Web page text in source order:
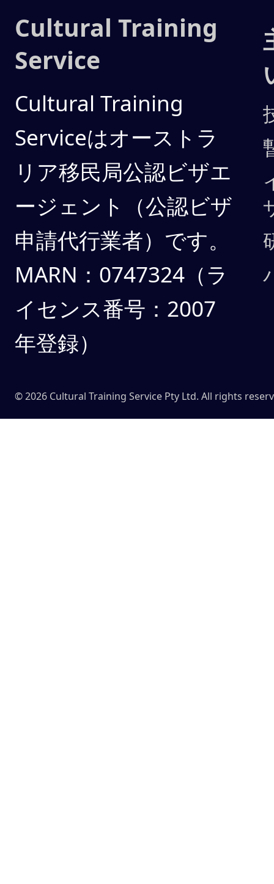
Cultural Training
Service
Cultural Training
Serviceはオーストラ
リア移民局公認ビザエ
ージェント（公認ビザ
申請代行業者）です。
MARN：0747324（ラ
イセンス番号：2007
年登録）
© 2026 Cultural Training Service Pty Ltd. All rights